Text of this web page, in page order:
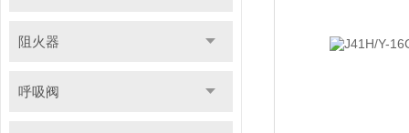
阻火器
呼吸阀